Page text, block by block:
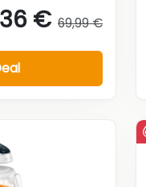
€ 69,99 €